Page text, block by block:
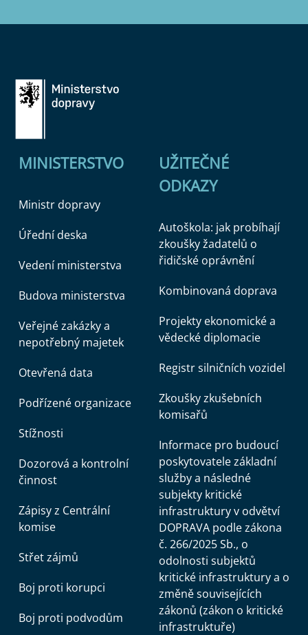
MINISTERSTVO
Ministr dopravy
Úřední deska
Vedení ministerstva
Budova ministerstva
Veřejné zakázky a
nepotřebný majetek
Otevřená data
Podřízené organizace
Stížnosti
Dozorová a kontrolní
činnost
Zápisy z Centrální
komise
Střet zájmů
Boj proti korupci
Boj proti podvodům
UŽITEČNÉ
ODKAZY
Autoškola: jak probíhají
zkoušky žadatelů o
řidičské oprávnění
Kombinovaná doprava
Projekty ekonomické a
vědecké diplomacie
Registr silničních vozidel
Zkoušky zkušebních
komisařů
Informace pro budoucí
poskytovatele základní
služby a následné
subjekty kritické
infrastruktury v odvětví
DOPRAVA podle zákona
č. 266/2025 Sb., o
odolnosti subjektů
kritické infrastruktury a o
změně souvisejících
zákonů (zákon o kritické
infrastruktuře)